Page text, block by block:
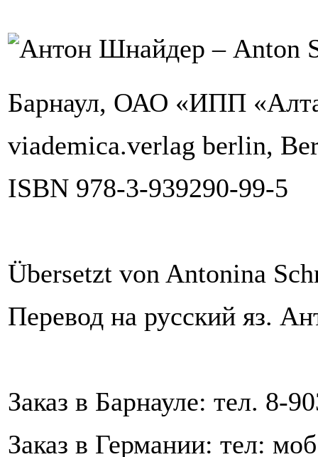
Барнаул, ОАО «ИПП
viademica.verlag berlin,
ISBN 978-3-939290-99-5
Übersetzt von Antonina
Перевод на русский яз.
Заказ в Барнауле: тел. 8-
Заказ в Германии: тел: